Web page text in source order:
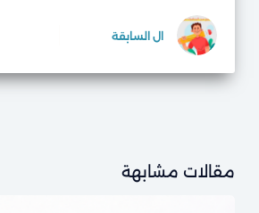
الالسابقة
مقالات مشابهة